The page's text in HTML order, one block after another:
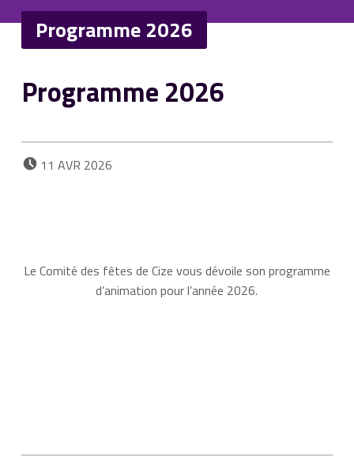
Programme 2026
Programme 2026
11 AVR 2026
Le Comité des fêtes de Cize vous dévoile son programme
d’animation pour l’année 2026.